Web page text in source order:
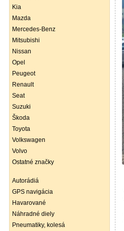
Kia
Mazda
Mercedes-Benz
Mitsubishi
Nissan
Opel
Peugeot
Renault
Seat
Suzuki
Škoda
Toyota
Volkswagen
Volvo
Ostatné značky
Autorádiá
GPS navigácia
Havarované
Náhradné diely
Pneumatiky, kolesá